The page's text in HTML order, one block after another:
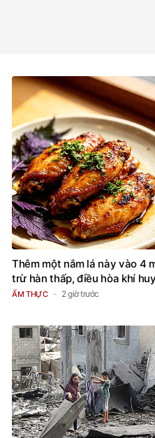
Thêm một nắm lá này vào 4
trừ hàn thấp, điều hòa khí
ẨM THỰC 2 giờ trước